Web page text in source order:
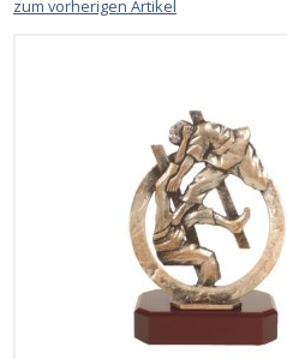
zum vorherigen Artikel